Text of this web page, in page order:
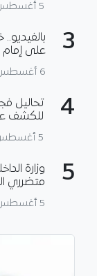
5 أغسطس 2026
3
على
6 أغسطس 2026
4
تحاليل
للكشف
5 أغسطس 2026
5
متضرري
5 أغسطس 2026